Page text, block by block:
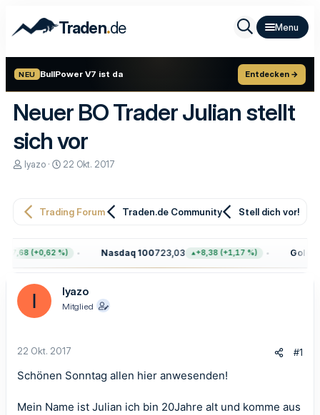
Traden.de
NEU BullPower V7 ist da Entdecken →
Neuer BO Trader Julian stellt
sich vor
E
e
r
Iyazo
E
e
a
m
22 Okt. 2017
Trading Forum Traden.de Community Stell dich vor!
(+0,62 %) Nasdaq 100723,03 +8,38 (+1,17 %) Gold
I Iyazo
Mitglied
22 Okt. 2017 #1
Schönen Sonntag allen hier anwesenden!
Mein Name ist Julian ich bin 20Jahre alt und komme aus